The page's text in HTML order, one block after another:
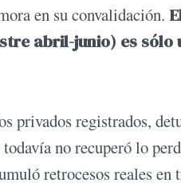
en su convalidación.
abril-junio) es
privados registrados,
no recuperó lo
retrocesos reales en